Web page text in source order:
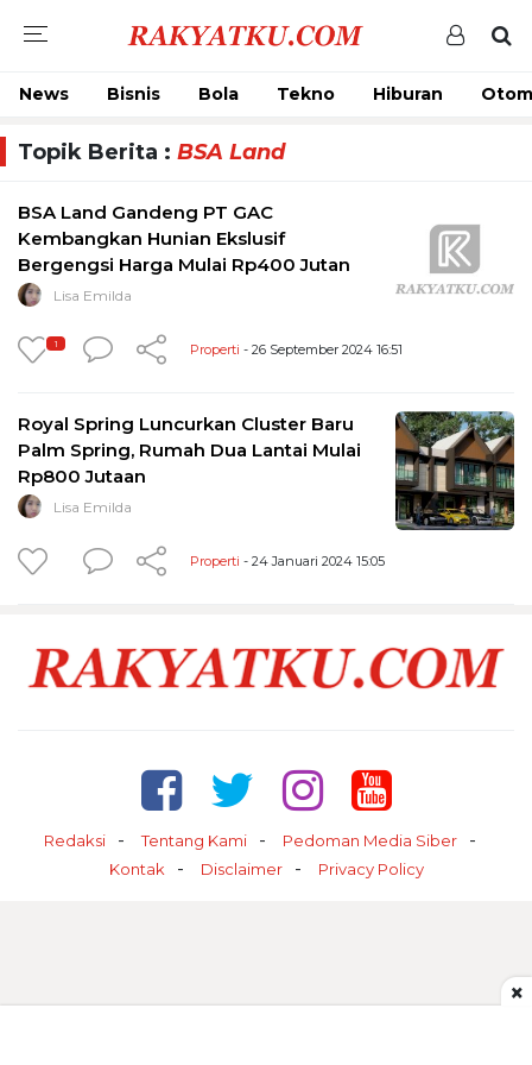
News Bisnis Bola Tekno Hiburan
Topik Berita : BSA Land
BSA Land Gandeng PT GAC
Kembangkan Hunian Ekslusif
Bergengsi Harga Mulai Rp400 Jutan
Lisa Emilda
1 Properti - 26 September 2024 16:51
Royal Spring Luncurkan Cluster Baru
Palm Spring, Rumah Dua Lantai Mulai
Rp800 Jutaan
Lisa Emilda
Properti - 24 Januari 2024 15:05
Redaksi Tentang Kami
Pedoman Media Siber
Kontak
Disclaimer Privacy Policy
×